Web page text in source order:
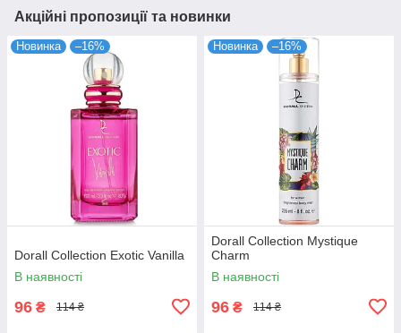
Акційні пропозиції та новинки
Новинка –16%
Dorall Collection Exotic Vanilla
В наявності
96 ₴ 114 ₴
Новинка –16%
Dorall Collection Mystique
Charm
В наявності
96 ₴ 114 ₴